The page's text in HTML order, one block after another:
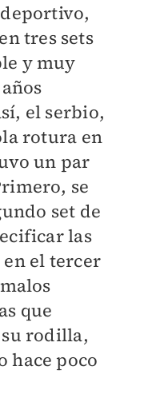
tres sets
y muy
el serbio,
rotura en
un par
se
set de
las
el tercer
que
rodilla,
hace poco